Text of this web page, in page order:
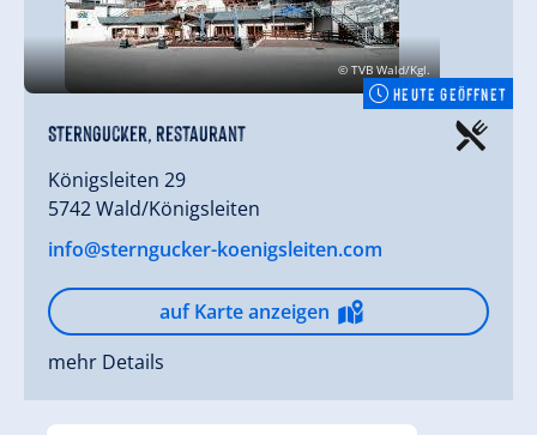
© TVB Wald/Kgl.
HEUTE GEÖFFNET
Sterngucker, Restaurant
Königsleiten 29
5742 Wald/Königsleiten
info@sterngucker-koenigsleiten.com
auf Karte anzeigen
mehr Details